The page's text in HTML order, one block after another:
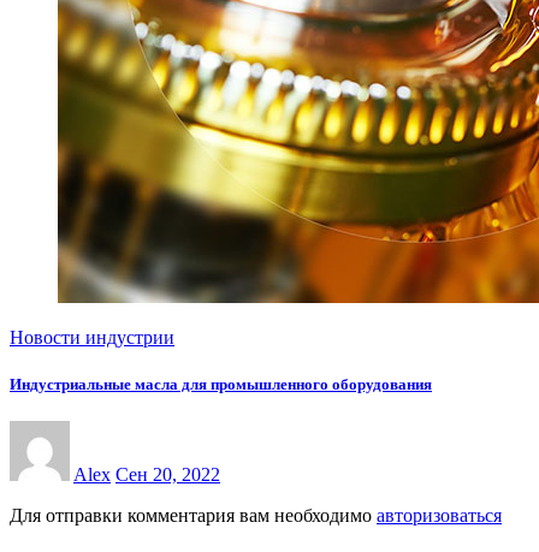
Новости индустрии
Индустриальные масла для промышленного оборудования
Alex Сен 20, 2022
Для отправки комментария вам необходимо авторизоваться